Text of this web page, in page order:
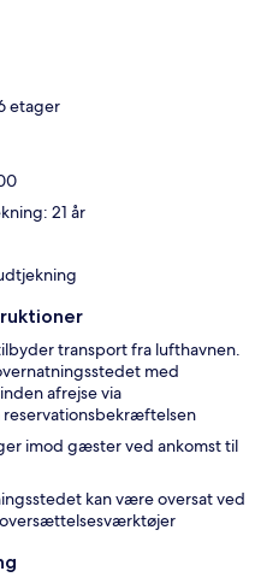
etager
21 år
transport fra lufthavnen.
med
afrejse via
imod gæster ved ankomst til
kan være oversat ved